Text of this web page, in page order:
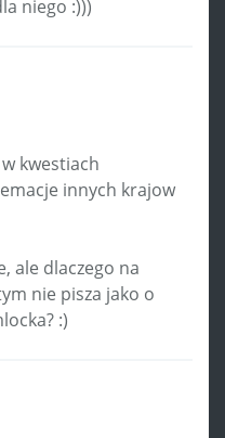
niego :)))
kwestiach
innych krajow
ale dlaczego na
nie pisza jako o
:)